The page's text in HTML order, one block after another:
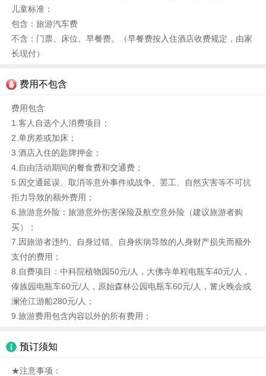
儿童标准：
包含：旅游汽车费
不含：门票、床位、早餐费。（早餐费按入住酒店收费规定，由家
长现付）
费用不包含
费用包含
1.客人自选个人消费项目；
2.单房差或加床；
3.酒店入住的匙牌押金；
4.自由活动期间的餐食费和交通费；
5.因交通延误、取消等意外事件或战争、罢工、自然灾害等不可抗
拒力导致的额外费用；
6.旅游意外险：旅游意外伤害保险及航空意外险（建议旅游者购
买）；
7.因旅游者违约、自身过错、自身疾病导致的人身财产损失而额外
支付的费用；
8.自费项目：中科院植物园50元/人，大佛寺单程电瓶车40元/人，
傣族园电瓶车60元/人，原始森林公园电瓶车60元/人，篝火晚会或
澜沧江游船280元/人；
9.旅游费用包含内容以外的所有费用；
预订须知
★注意事项：